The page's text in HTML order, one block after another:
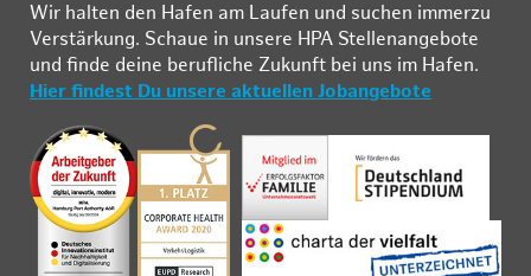
Wir hal­ten den Ha­fen am Lau­fen und su­chen im­mer­zu
Ver­stär­kung. Schau­e in un­se­re HPA Stel­len­an­ge­bo­te
und fin­de deine be­ruf­li­che Zu­kunft bei uns im Ha­fen.
Hier findest Du unsere aktuellen Jobangebote